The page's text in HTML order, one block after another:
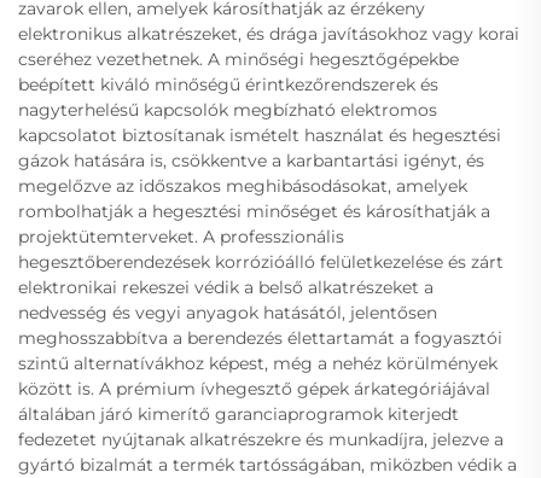
zavarok ellen, amelyek károsíthatják az érzékeny
elektronikus alkatrészeket, és drága javításokhoz vagy korai
cseréhez vezethetnek. A minőségi hegesztőgépekbe
beépített kiváló minőségű érintkezőrendszerek és
nagyterhelésű kapcsolók megbízható elektromos
kapcsolatot biztosítanak ismételt használat és hegesztési
gázok hatására is, csökkentve a karbantartási igényt, és
megelőzve az időszakos meghibásodásokat, amelyek
rombolhatják a hegesztési minőséget és károsíthatják a
projektütemterveket. A professzionális
hegesztőberendezések korrózióálló felületkezelése és zárt
elektronikai rekeszei védik a belső alkatrészeket a
nedvesség és vegyi anyagok hatásától, jelentősen
meghosszabbítva a berendezés élettartamát a fogyasztói
szintű alternatívákhoz képest, még a nehéz körülmények
között is. A prémium ívhegesztő gépek árkategóriájával
általában járó kimerítő garanciaprogramok kiterjedt
fedezetet nyújtanak alkatrészekre és munkadíjra, jelezve a
gyártó bizalmát a termék tartósságában, miközben védik a